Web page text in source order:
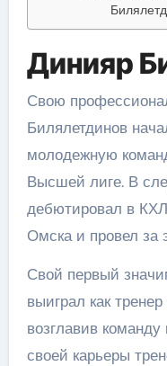
Динияр
Свою
Билялетдинов
молодежную
Высшей лиге. В
дебютировал в КХЛ
Омска и провел за
Свой первый
выиграл как
возглавив
своей карьеры